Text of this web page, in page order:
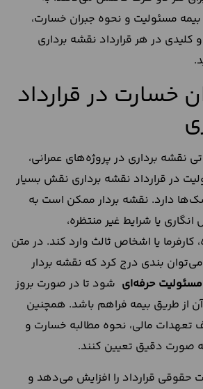
مسئولیت و نحوه جبران خسارت،
کلیدی در هر قرارداد نقشه برداری
خسارت در قرارداد
نقشه برداری در پروژه‌های عمرانی،
در قرارداد نقشه برداری نقش بسیار
دارد. نقشه بردار ممکن است به
یا شرایط غیر منتظره،
یا اشخاص ثالث وارد کند. در متن
می‌توان بندی درج کرد که نقشه بردار
مسئولیت حرفه‌ای شود تا در صورت بروز
از طریق بیمه فراهم باشد. همچنین
تعهدات مالی، نحوه مطالبه خسارت و
صورت دقیق تعیین کنند.
حقوقی قرارداد را افزایش می‌دهد و